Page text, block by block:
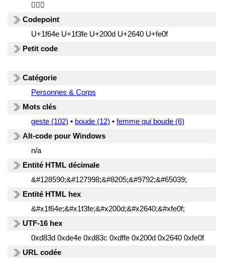
🙎🏾‍♀️
Codepoint
U+1f64e U+1f3fe U+200d U+2640 U+fe0f
Petit code
Catégorie
Personnes & Corps
Mots clés
geste (102) • boude (12) • femme qui boude (6)
Alt-code pour Windows
n/a
Entité HTML décimale
&#128590;&#127998;&#8205;&#9792;&#65039;
Entité HTML hex
&#x1f64e;&#x1f3fe;&#x200d;&#x2640;&#xfe0f;
UTF-16 hex
0xd83d 0xde4e 0xd83c 0xdffe 0x200d 0x2640 0xfe0f
URL codée